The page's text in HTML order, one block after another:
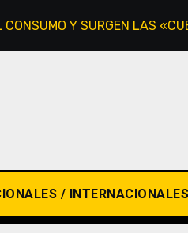
Y SURGEN LAS
/ INTERNACIONALES